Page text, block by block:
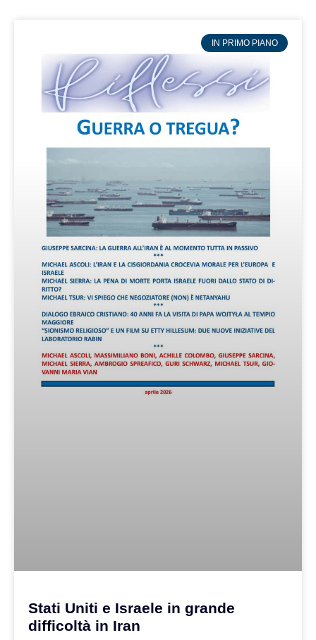
IN PRIMO PIANO
Stati Uniti e Israele in grande
difficoltà in Iran